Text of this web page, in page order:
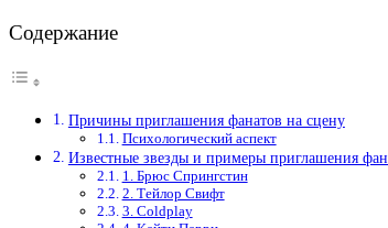
Содержание
Причины приглашения фанатов на сцену
Психологический аспект
Известные звезды и примеры приглашения
1. Брюс Спрингстин
2. Тейлор Свифт
3. Coldplay